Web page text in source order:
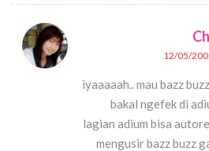
12/05/
iyaaaaah.. mau bazz
bakal ngefek di
lagian adium bisa
mengusir bazz buzz